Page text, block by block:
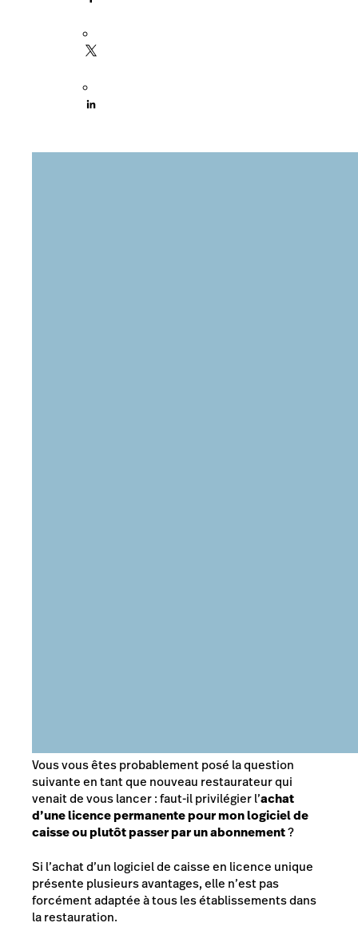
Vous vous êtes probablement posé la question
suivante en tant que nouveau restaurateur qui
venait de vous lancer : faut-il privilégier l’achat
d’une licence permanente pour mon logiciel de
caisse ou plutôt passer par un abonnement?
Si l’achat d’un logiciel de caisse en licence unique
présente plusieurs avantages, elle n’est pas
forcément adaptée à tous les établissements dans
la restauration.